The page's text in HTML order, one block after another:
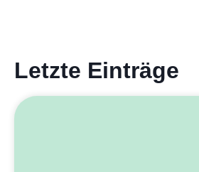
Letzte Einträge